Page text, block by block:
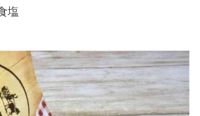
塩